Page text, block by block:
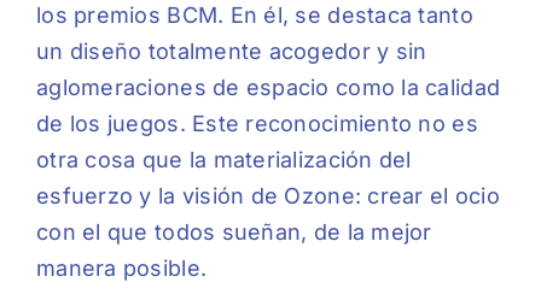
los premios BCM. En él, se destaca tanto
un diseño totalmente acogedor y sin
aglomeraciones de espacio como la calidad
de los juegos. Este reconocimiento no es
otra cosa que la materialización del
esfuerzo y la visión de Ozone: crear el ocio
con el que todos sueñan, de la mejor
manera posible.